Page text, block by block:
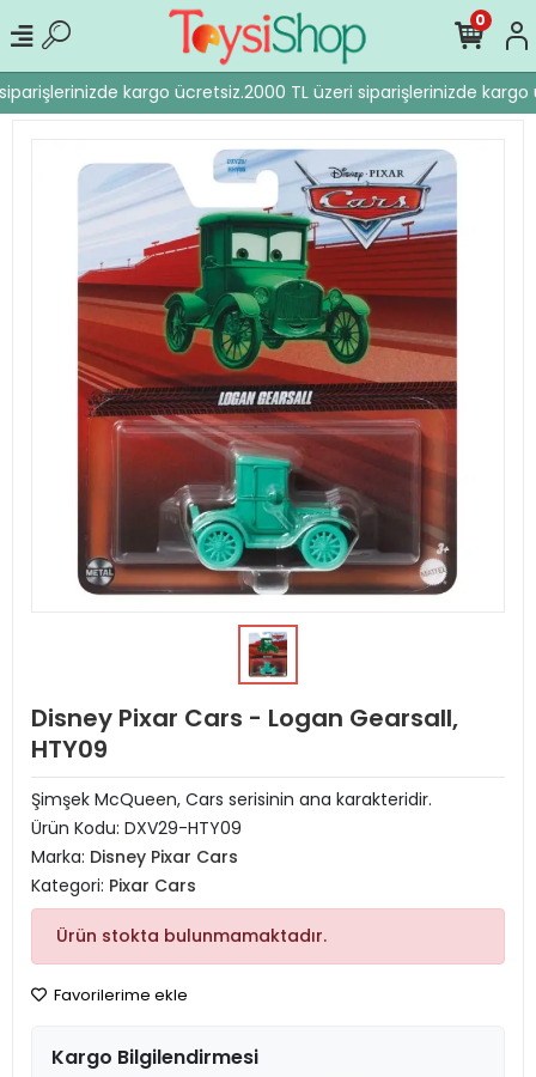
kargo ücretsiz.2000 TL üzeri siparişlerinizde kargo
0
Disney Pixar Cars - Logan Gearsall,
HTY09
Şimşek McQueen, Cars serisinin ana karakteridir.
Ürün Kodu: DXV29-HTY09
Marka: Disney Pixar Cars
Kategori: Pixar Cars
Ürün stokta bulunmamaktadır.
Favorilerime ekle
Kargo Bilgilendirmesi